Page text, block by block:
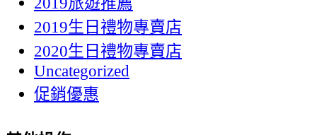
2019生日禮物專賣店
2020生日禮物專賣店
Uncategorized
促銷優惠